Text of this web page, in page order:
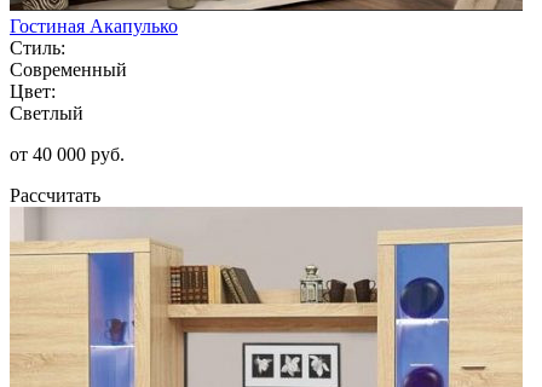
Гостиная Акапулько
Стиль:
Современный
Цвет:
Светлый
от 40 000 руб.
Рассчитать